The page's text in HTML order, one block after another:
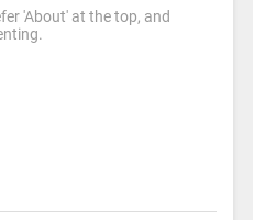
'About' at the top, and